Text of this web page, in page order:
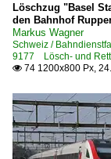
Löschzug "Basel
den Bahnhof
Markus Wagner
Schweiz /
9177 Lösch- und
 74 1200x800 Px,